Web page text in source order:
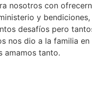
nosotros con
y bendiciones,
desafíos pero
nos dio a la familia en
amamos tanto.